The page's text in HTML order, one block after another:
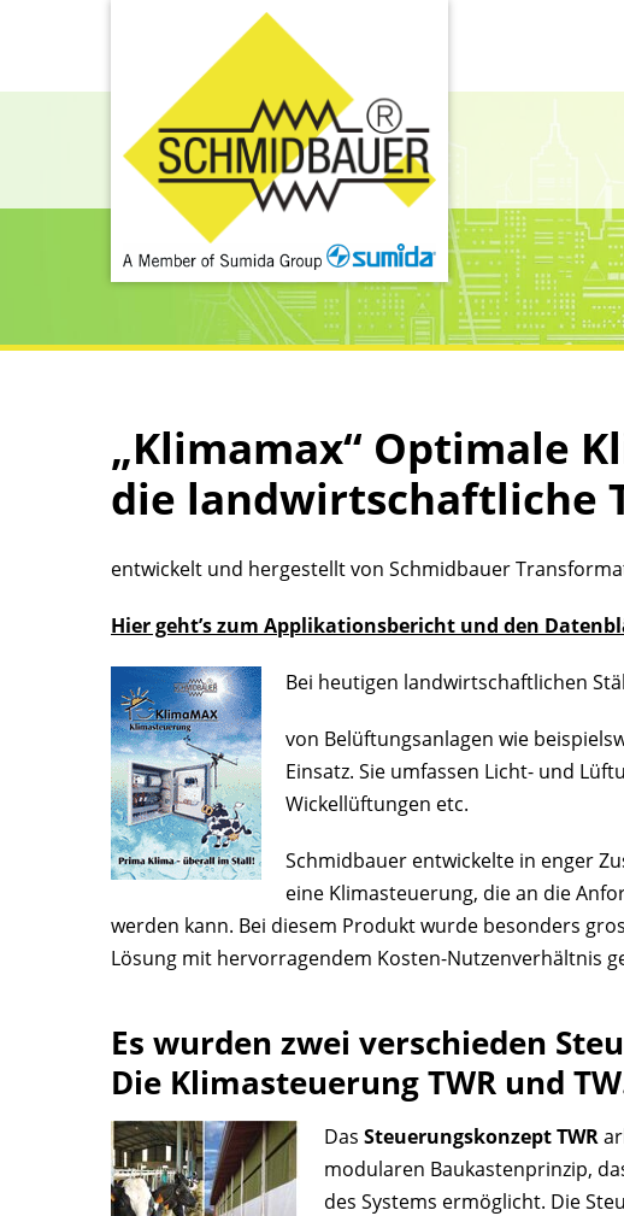
„Klimamax“ Optimale
die landwirtschaftliche
entwickelt und hergestellt von Schmidbauer
Hier geht’s zum Applikationsbericht und den
Bei heutigen landwirtschaftlichen
von Belüftungsanlagen wie
Einsatz. Sie umfassen Licht- und
Wickellüftungen etc.
Schmidbauer entwickelte in enger
eine Klimasteuerung, die an die
werden kann. Bei diesem Produkt wurde besonders
Lösung mit hervorragendem Kosten-Nutzenverhältnis
Es wurden zwei verschieden
Die Klimasteuerung TWR und
Das Steuerungskonzept TWR
modularen Baukastenprinzip,
des Systems ermöglicht. Die